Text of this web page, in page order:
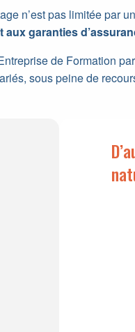
n’est pas limitée par
garanties
de Formation
sous peine de